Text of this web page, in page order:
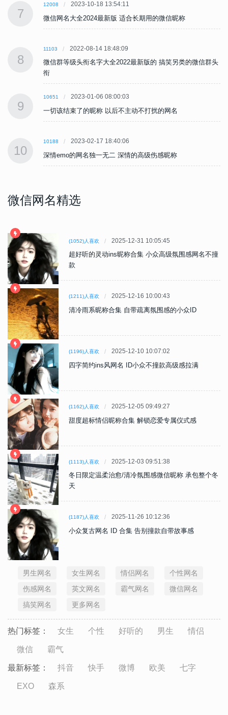
7
12008 2023-10-18 13:54:11
微信网名大全2024最新版 适合长期用的微信昵称
8
11103 2022-08-14 18:48:09
微信群等级头衔名字大全2022最新版的 搞笑另类的微信群头
衔
9
10651 2023-01-06 08:00:03
一切该结束了的昵称 以后不主动不打扰的网名
10
10188 2023-02-17 18:40:06
深情emo的网名独一无二 深情的高级伤感昵称
微信网名精选
(1052)人喜欢 2025-12-31 10:05:45
超好听的灵动ins昵称合集 小众高级氛围感网名不撞
款
(1211)人喜欢 2025-12-16 10:00:43
清冷雨系昵称合集 自带疏离氛围感的小众ID
(1196)人喜欢 2025-12-10 10:07:02
四字简约ins风网名 ID小众不撞款高级感拉满
(1162)人喜欢 2025-12-05 09:49:27
甜度超标情侣昵称合集 解锁恋爱专属仪式感
(1113)人喜欢 2025-12-03 09:51:38
冬日限定温柔治愈/清冷氛围感微信昵称 承包整个冬
天
(1187)人喜欢 2025-11-26 10:12:36
小众复古网名 ID 合集 告别撞款自带故事感
男生网名 女生网名 情侣网名
个性网名
伤感网名
英文网名 霸气网名
微信网名
搞笑网名
更多网名
热门标签： 女生 个性 好听的 男生 情侣
微信 霸气
最新标签： 抖音 快手 微博 欧美 七字
EXO 森系